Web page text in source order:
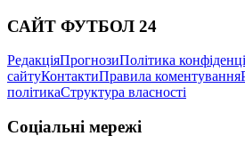
САЙТ ФУТБОЛ 24
РедакціяПрогнозиПолітика
сайтуКонтактиПравила коментування
політикаСтруктура власності
Соціальні мережі